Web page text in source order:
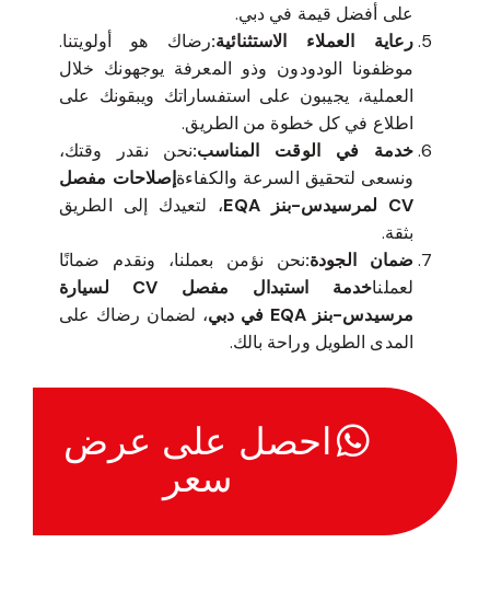
على أفضل قيمة في دبي.
رعاية العملاء الاستثنائية:رضاك هو أولويتنا.
موظفونا الودودون وذو المعرفة يوجهونك خلال
العملية، يجيبون على استفساراتك ويبقونك على
اطلاع في كل خطوة من الطريق.
خدمة في الوقت المناسب:نحن نقدر وقتك،
ونسعى لتحقيق السرعة والكفاءةإصلاحات مفصل
CV لمرسيدس-بنز EQA
، لتعيدك إلى الطريق
بثقة.
ضمان الجودة:نحن نؤمن بعملنا، ونقدم ضمانًا
لعملنا
خدمة استبدال مفصل CV لسيارة
مرسيدس-بنز EQA في دبي
، لضمان رضاك على
المدى الطويل وراحة بالك.
احصل على عرض
سعر